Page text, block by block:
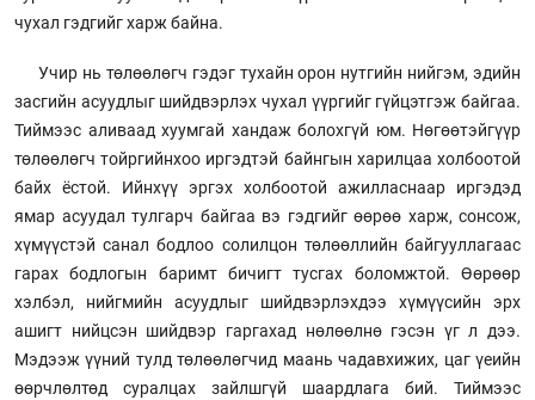
чухал гэдгийг харж байна.
Учир нь төлөөлөгч гэдэг тухайн орон нутгийн нийгэм, эдийн
засгийн асуудлыг шийдвэрлэх чухал үүргийг гүйцэтгэж байгаа.
Тиймээс аливаад хуумгай хандаж болохгүй юм. Нөгөөтэйгүүр
төлөөлөгч тойргийнхоо иргэдтэй байнгын харилцаа холбоотой
байх ёстой. Ийнхүү эргэх холбоотой ажилласнаар иргэдэд
ямар асуудал тулгарч байгаа вэ гэдгийг өөрөө харж, сонсож,
хүмүүстэй санал бодлоо солилцон төлөөллийн байгууллагаас
гарах бодлогын баримт бичигт тусгах боломжтой. Өөрөөр
хэлбэл, нийгмийн асуудлыг шийдвэрлэхдээ хүмүүсийн эрх
ашигт нийцсэн шийдвэр гаргахад нөлөөлнө гэсэн үг л дээ.
Мэдээж үүний тулд төлөөлөгчид маань чадавхижих, цаг үеийн
өөрчлөлтөд суралцах зайлшгүй шаардлага бий. Тиймээс